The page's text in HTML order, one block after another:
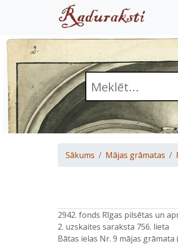
Sākums Mājas grāmatas
2942. fonds Rīgas pilsētas un
2. uzskaites saraksta 756. lieta
Bātas ielas Nr. 9 mājas grāmata